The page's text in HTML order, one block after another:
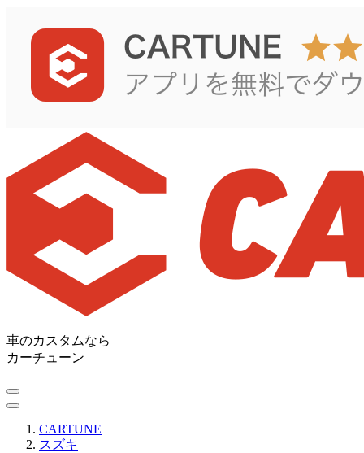
車のカスタムなら
カーチューン
CARTUNE
スズキ